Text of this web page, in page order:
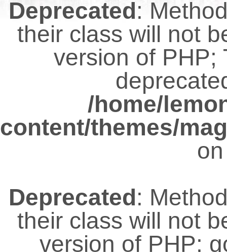
Deprecated:
their class will not
version of PHP;
/home/
content/themes/
Deprecated:
their class will not
version of PHP;